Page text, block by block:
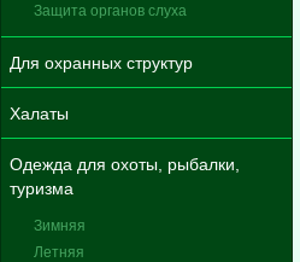
Защита органов слуха
Для охранных структур
Халаты
Одежда для охоты, рыбалки,
туризма
Зимняя
Летняя